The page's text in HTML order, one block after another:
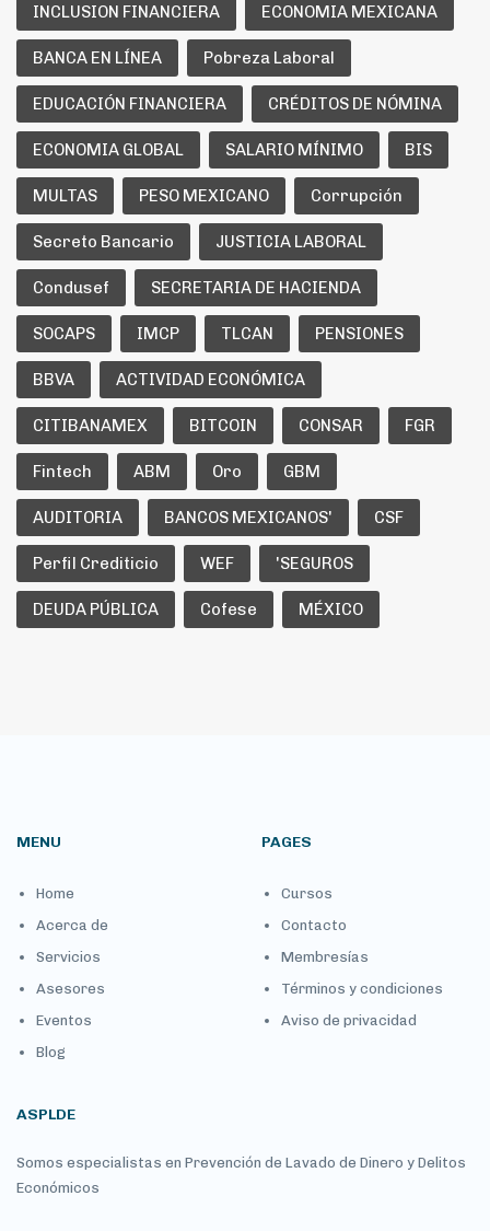
INCLUSION FINANCIERA ECONOMIA MEXICANA
BANCA EN LÍNEA Pobreza Laboral
EDUCACIÓN FINANCIERA CRÉDITOS DE NÓMINA
ECONOMIA GLOBAL SALARIO MÍNIMO BIS
MULTAS PESO MEXICANO Corrupción
Secreto Bancario JUSTICIA LABORAL
Condusef SECRETARIA DE HACIENDA
SOCAPS IMCP TLCAN PENSIONES
BBVA ACTIVIDAD ECONÓMICA
CITIBANAMEX BITCOIN CONSAR FGR
Fintech ABM Oro GBM
AUDITORIA BANCOS MEXICANOS' CSF
Perfil Crediticio WEF 'SEGUROS
DEUDA PÚBLICA Cofese MÉXICO
MENU
Home
Acerca de
Servicios
Asesores
Eventos
Blog
PAGES
Cursos
Contacto
Membresías
Términos y condiciones
Aviso de privacidad
ASPLDE
Somos especialistas en Prevención de Lavado de Dinero y Delitos
Económicos